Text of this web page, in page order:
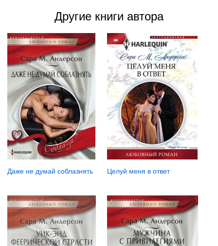
Другие книги автора
Даже не думай соблазнять Целуй меня в ответ